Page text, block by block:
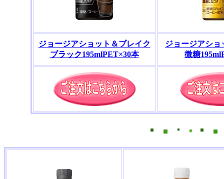
ジョージアショット＆ブレイク
ブラック195mlPET×30本
ジョージアショ
微糖